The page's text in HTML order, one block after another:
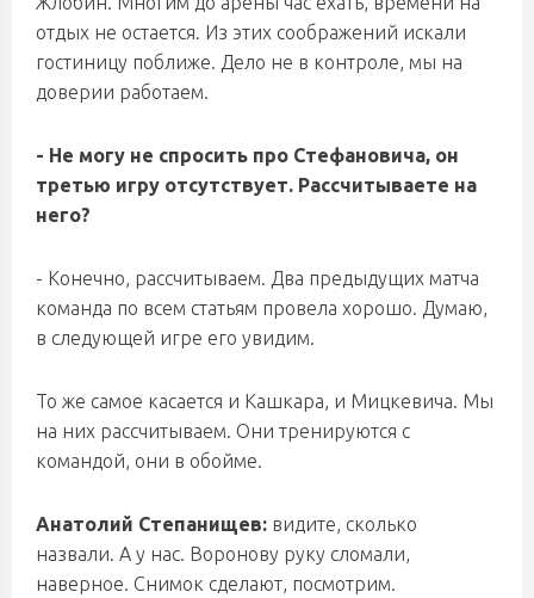
отдых не остается. Из этих соображений искали
гостиницу поближе. Дело не в контроле, мы на
доверии работаем.
- Не могу не спросить про Стефановича, он
третью игру отсутствует. Рассчитываете на
него?
- Конечно, рассчитываем. Два предыдущих матча
команда по всем статьям провела хорошо. Думаю,
в следующей игре его увидим.
То же самое касается и Кашкара, и Мицкевича. Мы
на них рассчитываем. Они тренируются с
командой, они в обойме.
Анатолий Степанищев: видите, сколько
назвали. А у нас. Воронову руку сломали,
наверное. Снимок сделают, посмотрим.